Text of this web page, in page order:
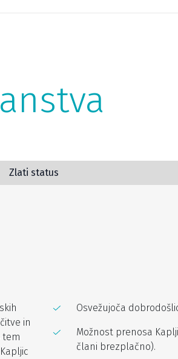
Zlati status
in
tem
Osvežujoča
Možnost prenosa
člani brezplačno).